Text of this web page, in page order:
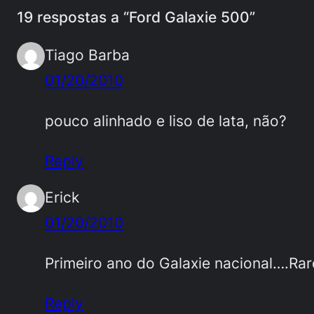
19 respostas a “Ford Galaxie 500”
Tiago Barba
01/20/2010
pouco alinhado e liso de lata, não?
Reply
Erick
01/20/2010
Primeiro ano do Galaxie
Reply